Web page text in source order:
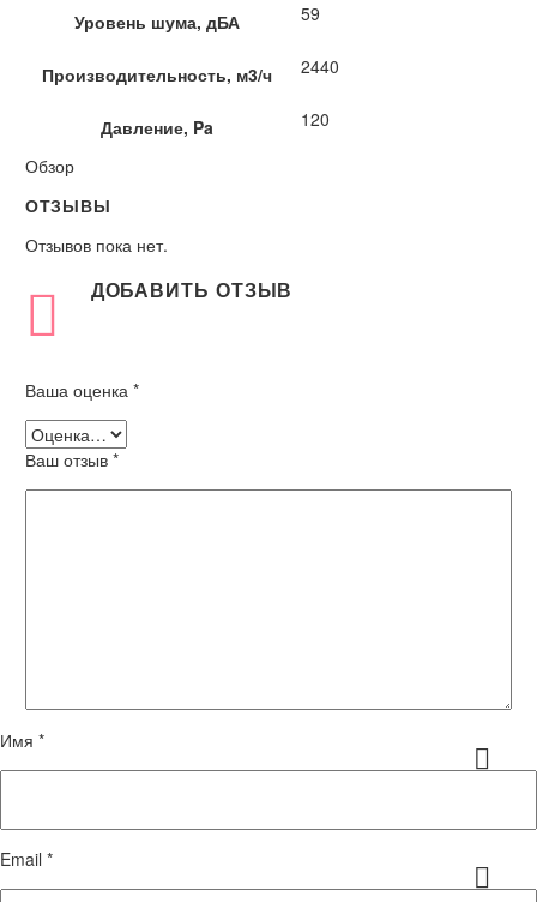
Уровень шума, дБА 59
Производительность, м3/ч 2440
Давление, Pa
120
Обзор
ОТЗЫВЫ
Отзывов пока нет.
ДОБАВИТЬ ОТЗЫВ
Ваша оценка *
Ваш отзыв *
Имя *
Email *